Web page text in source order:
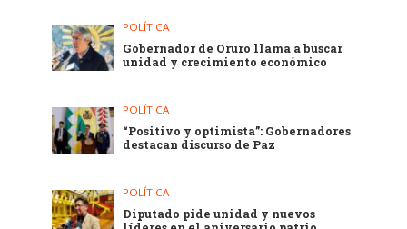
POLÍTICA
Gobernador de Oruro llama a buscar
unidad y crecimiento económico
POLÍTICA
“Positivo y optimista”: Gobernadores
destacan discurso de Paz
POLÍTICA
Diputado pide unidad y nuevos